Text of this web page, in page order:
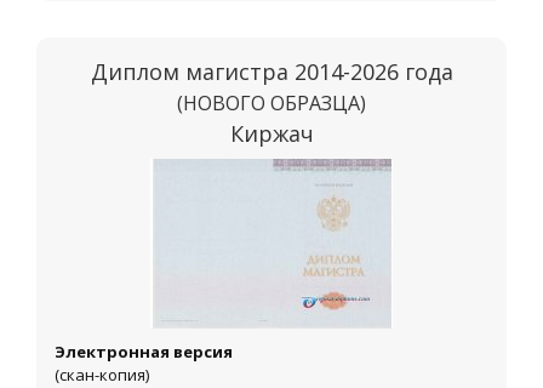
Диплом магистра 2014-2026 года
(НОВОГО ОБРАЗЦА)
Киржач
Электронная версия
(скан-копия)